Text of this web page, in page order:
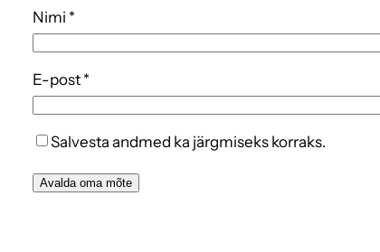
Nimi *
E-post *
Salvesta andmed ka järgmiseks korraks.